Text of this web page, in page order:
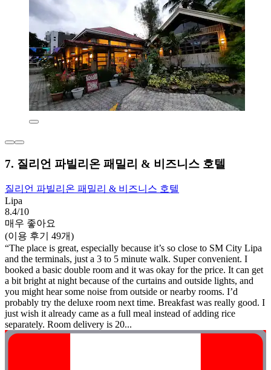
7. 질리언 파빌리온 패밀리 & 비즈니스 호텔
질리언 파빌리온 패밀리 & 비즈니스 호텔
Lipa
8.4/10
매우 좋아요
(이용 후기 49개)
“The place is great, especially because it’s so close to SM City Lipa
and the terminals, just a 3 to 5 minute walk. Super convenient. I
booked a basic double room and it was okay for the price. It can get
a bit bright at night because of the curtains and outside lights, and
you might hear some noise from outside or nearby rooms. I’d
probably try the deluxe room next time. Breakfast was really good. I
just wish it already came as a full meal instead of adding rice
separately. Room delivery is 20...